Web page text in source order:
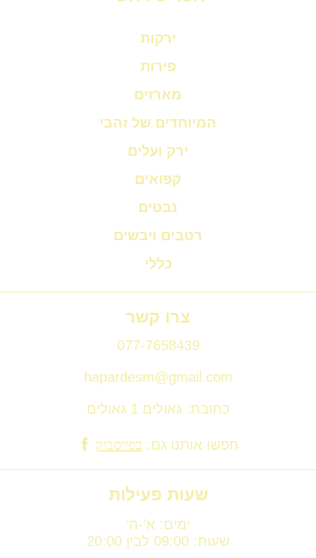
ירקות
פירות
מארזים
המיוחדים של זהבי
ירק ועלים
קפואים
נבטים
רטבים ויבשים
כללי
צרו קשר
077-7658439
hapardesm@gmail.com
כתובת: גאולים 1 גאולים
חפשו אותנו גם: בפייסבוק
שעות פעילות
ימים: א’-ה’
שעות: 09:00 לבין 20:00